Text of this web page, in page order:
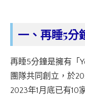
一、再睡5分
再睡5分鐘是擁有「
團隊共同創立，於
2023年1月底已有10